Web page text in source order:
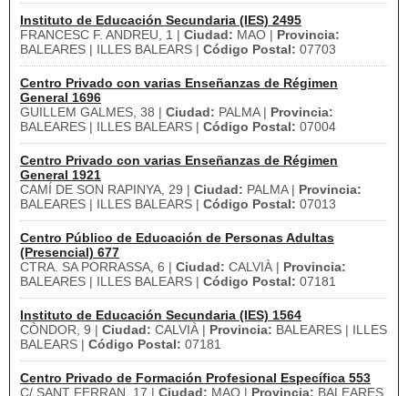
Instituto de Educación Secundaria (IES) 2495
FRANCESC F. ANDREU, 1 | Ciudad: MAO | Provincia:
BALEARES | ILLES BALEARS | Código Postal: 07703
Centro Privado con varias Enseñanzas de Régimen
General 1696
GUILLEM GALMES, 38 | Ciudad: PALMA | Provincia:
BALEARES | ILLES BALEARS | Código Postal: 07004
Centro Privado con varias Enseñanzas de Régimen
General 1921
CAMÍ DE SON RAPINYA, 29 | Ciudad: PALMA | Provincia:
BALEARES | ILLES BALEARS | Código Postal: 07013
Centro Público de Educación de Personas Adultas
(Presencial) 677
CTRA. SA PORRASSA, 6 | Ciudad: CALVIÀ | Provincia:
BALEARES | ILLES BALEARS | Código Postal: 07181
Instituto de Educación Secundaria (IES) 1564
CÒNDOR, 9 | Ciudad: CALVIÀ | Provincia: BALEARES | ILLES
BALEARS | Código Postal: 07181
Centro Privado de Formación Profesional Específica 553
C/ SANT FERRAN, 17 | Ciudad: MAO | Provincia: BALEARES